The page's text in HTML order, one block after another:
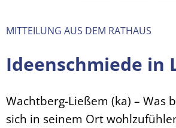
MITTEILUNG AUS DEM RATHAUS
Ideenschmiede in
Wachtberg-Ließem (ka) – Was
sich in seinem Ort